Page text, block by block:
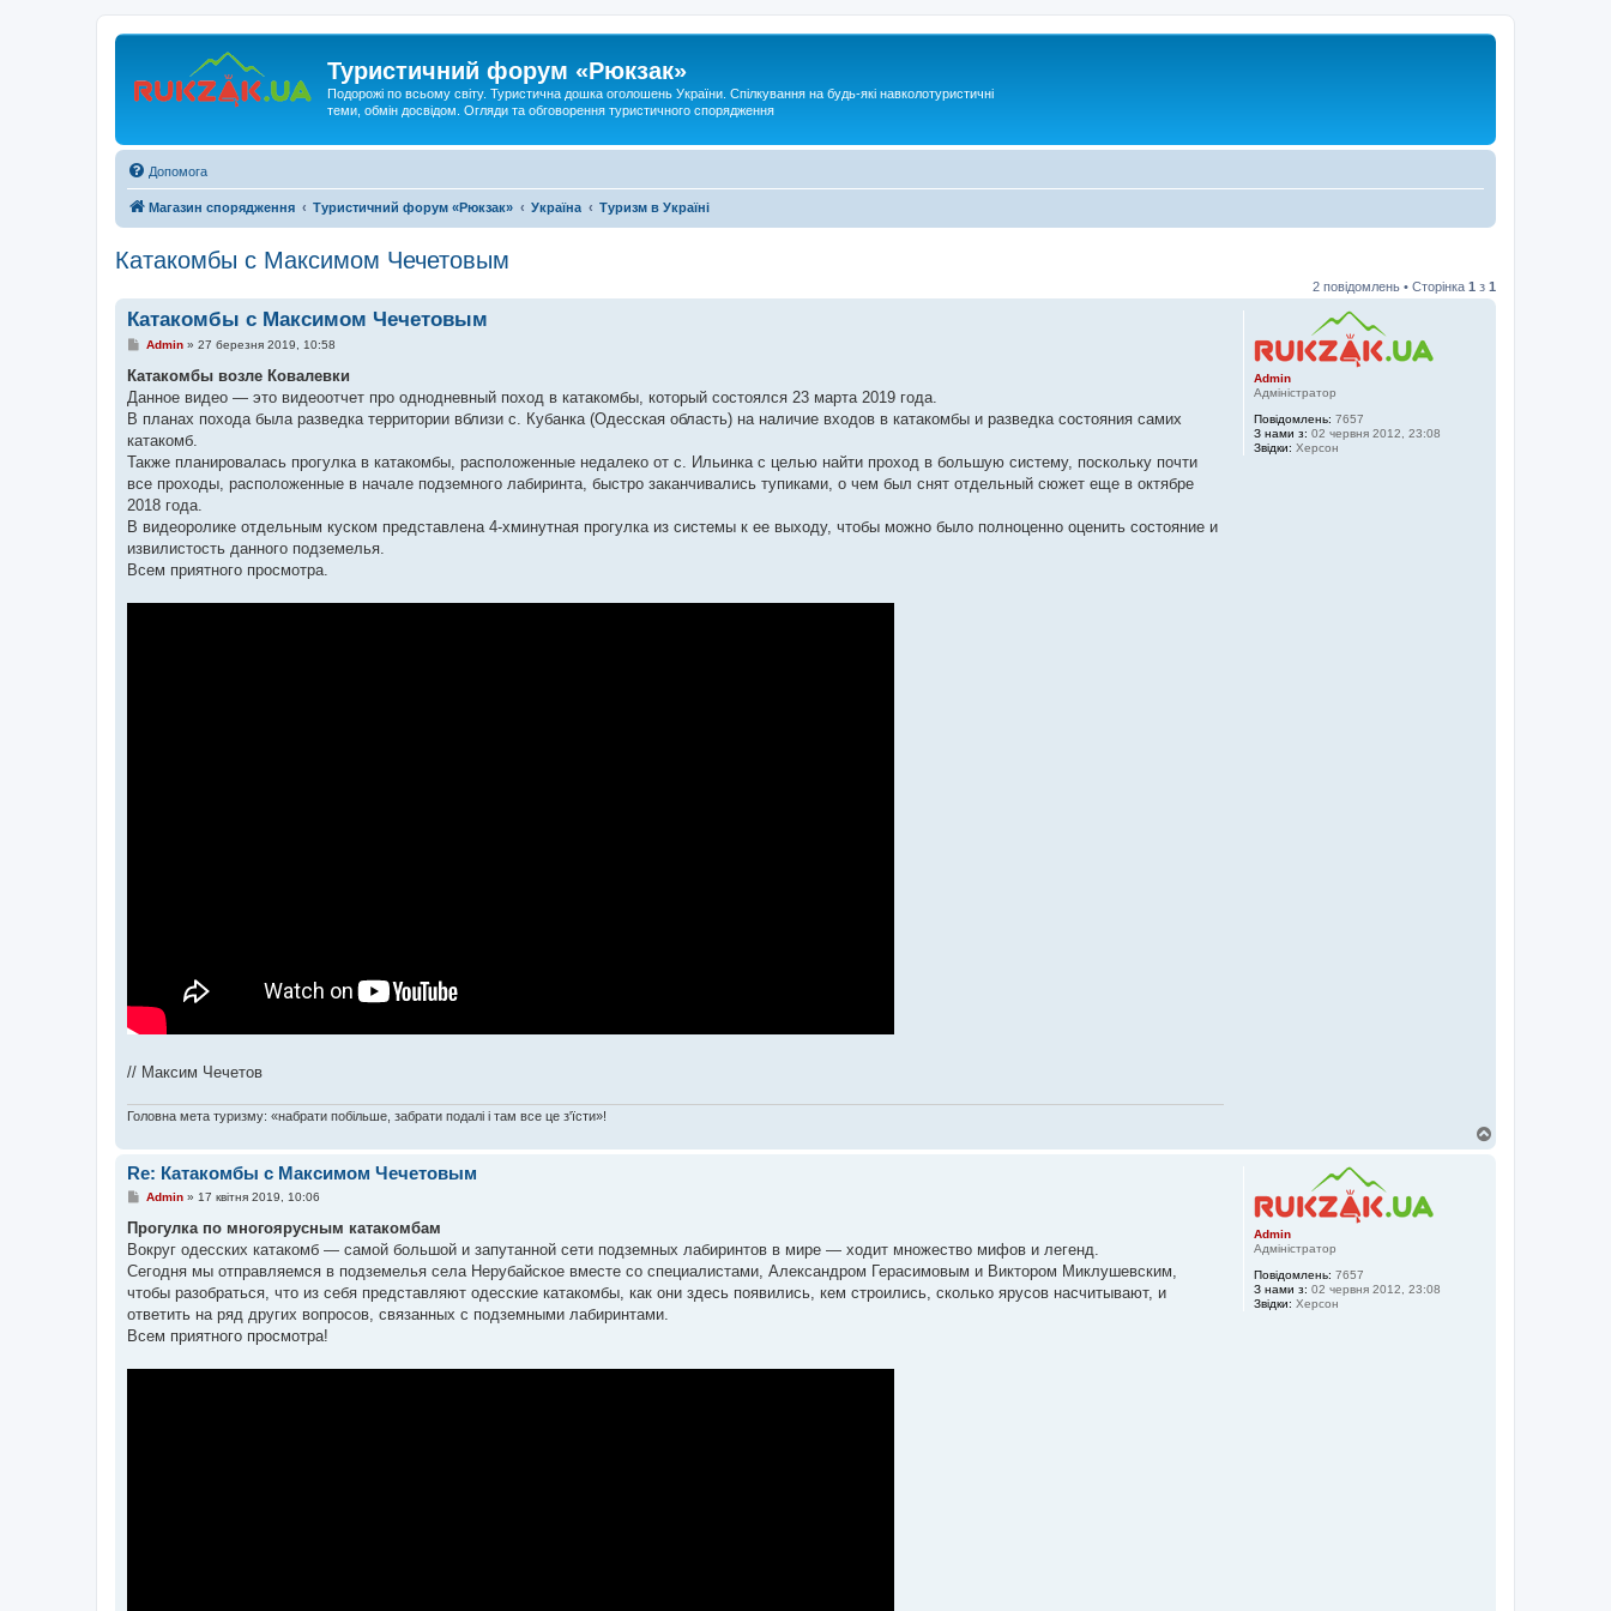
Туристичний форум «Рюкзак»
Подорожі по всьому світу. Туристична дошка оголошень України. Спілкування на будь-які навколотуристичні
теми, обмін досвідом. Огляди та обговорення туристичного спорядження
Допомога
Магазин спорядження Туристичний форум «Рюкзак» Україна Туризм в Україні
Катакомбы с Максимом Чечетовым
2 повідомлень • Сторінка 1 з 1
Admin
Адміністратор
Повідомлень: 7657
З нами з: 02 червня 2012, 23:08
Звідки: Херсон
Катакомбы с Максимом Чечетовым
П
в
д
о
л
е
н
я
Admin» 27 березня 2019, 10:58
Катакомбы возле Ковалевки
Данное видео — это видеоотчет про однодневный поход в катакомбы, который состоялся 23 марта 2019 года.
В планах похода была разведка территории вблизи с. Кубанка (Одесская область) на наличие входов в катакомбы и разведка состояния самих
катакомб.
Также планировалась прогулка в катакомбы, расположенные недалеко от с. Ильинка с целью найти проход в большую систему, поскольку почти
все проходы, расположенные в начале подземного лабиринта, быстро заканчивались тупиками, о чем был снят отдельный сюжет еще в октябре
2018 года.
В видеоролике отдельным куском представлена 4-хминутная прогулка из системы к ее выходу, чтобы можно было полноценно оценить состояние и
извилистость данного подземелья.
Всем приятного просмотра.
// Максим Чечетов
Головна мета туризму: «набрати побільше, забрати подалі і там все це з'їсти»!
Admin
Адміністратор
Повідомлень: 7657
З нами з: 02 червня 2012, 23:08
Звідки: Херсон
Re: Катакомбы с Максимом Чечетовым
П
в
і
д
о
л
е
н
Admin» 17 квітня 2019, 10:06
Прогулка по многоярусным катакомбам
Вокруг одесских катакомб — самой большой и запутанной сети подземных лабиринтов в мире — ходит множество мифов и легенд.
Сегодня мы отправляемся в подземелья села Нерубайское вместе со специалистами, Александром Герасимовым и Виктором Миклушевским,
чтобы разобраться, что из себя представляют одесские катакомбы, как они здесь появились, кем строились, сколько ярусов насчитывают, и
ответить на ряд других вопросов, связанных с подземными лабиринтами.
Всем приятного просмотра!